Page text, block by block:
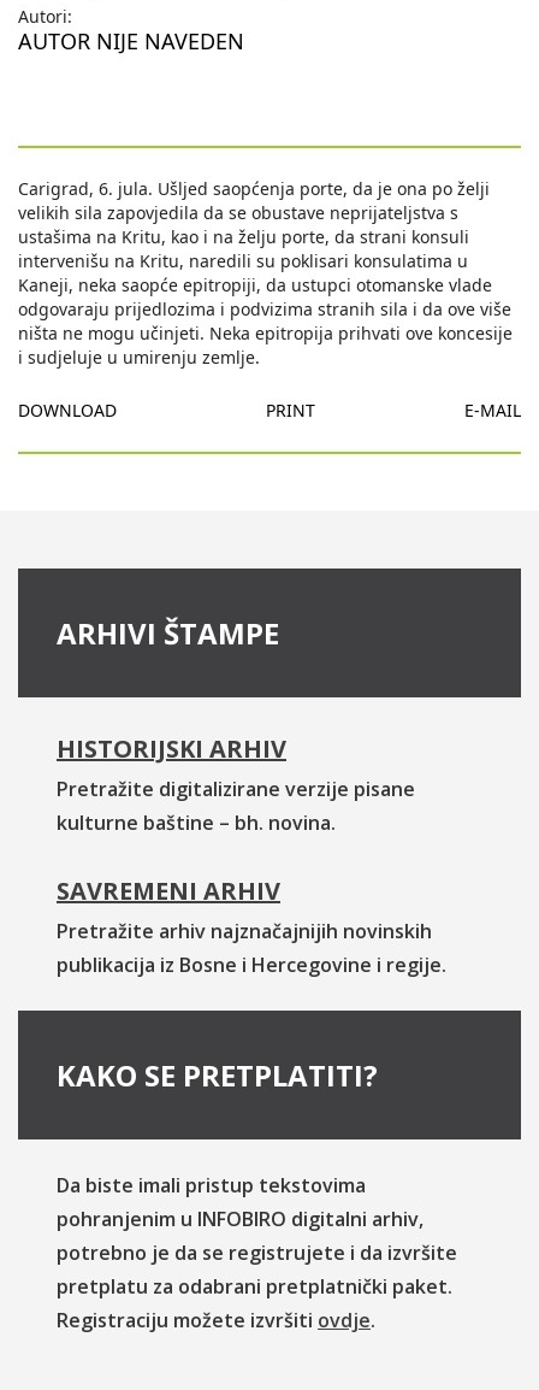
Autori:
AUTOR NIJE NAVEDEN
Carigrad, 6. jula. Ušljed saopćenja porte, da je ona po želji
velikih sila zapovjedila da se obustave neprijateljstva s
ustašima na Kritu, kao i na želju porte, da strani konsuli
intervenišu na Kritu, naredili su poklisari konsulatima u
Kaneji, neka saopće epitropiji, da ustupci otomanske vlade
odgovaraju prijedlozima i podvizima stranih sila i da ove više
ništa ne mogu učinjeti. Neka epitropija prihvati ove koncesije
i sudjeluje u umirenju zemlje.
DOWNLOAD PRINT E-MAIL
ARHIVI ŠTAMPE
HISTORIJSKI ARHIV
Pretražite digitalizirane verzije pisane
kulturne baštine – bh. novina.
SAVREMENI ARHIV
Pretražite arhiv najznačajnijih novinskih
publikacija iz Bosne i Hercegovine i regije.
KAKO SE PRETPLATITI?
Da biste imali pristup tekstovima
pohranjenim u INFOBIRO digitalni arhiv,
potrebno je da se registrujete i da izvršite
pretplatu za odabrani pretplatnički paket.
Registraciju možete izvršiti ovdje.